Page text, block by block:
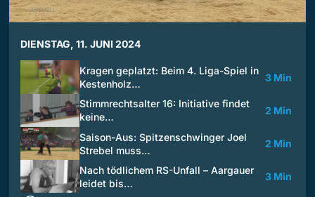
DIENSTAG, 11. JUNI 2024
Kragen geplatzt: Beim 4. Liga-Spiel in
Kestenholz…
3 Min
Stimmrechtsalter 16: Initiative findet
keine…
2 Min
Saison-Aus: Spitzenschwinger Joel
Strebel muss…
2 Min
Nach tödlichem RS-Unfall – Aargauer
leidet bis…
3 Min